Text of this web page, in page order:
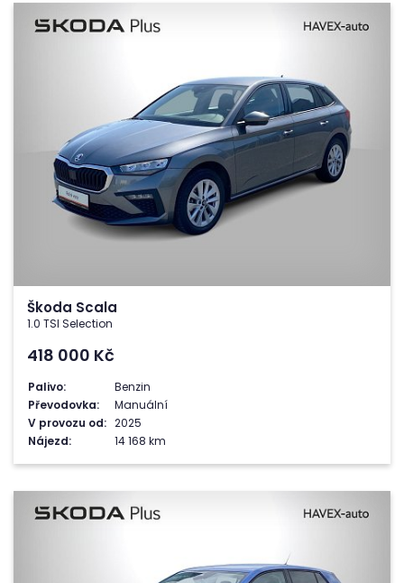
Škoda Scala
1.0 TSI Selection
418 000 Kč
Palivo:
Benzin
Převodovka:
Manuální
V provozu od: 2025
Nájezd:
14 168 km